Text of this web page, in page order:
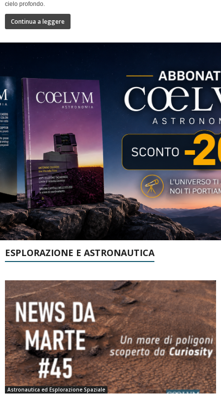
cielo profondo.
Continua a leggere
ESPLORAZIONE E ASTRONAUTICA
Astronautica ed Esplorazione Spaziale